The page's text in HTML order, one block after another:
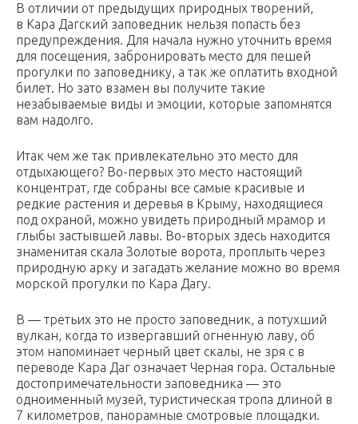
В отличии от предыдущих природных творений,
в Кара Дагский заповедник нельзя попасть без
предупреждения. Для начала нужно уточнить время
для посещения, забронировать место для пешей
прогулки по заповеднику, а так же оплатить входной
билет. Но зато взамен вы получите такие
незабываемые виды и эмоции, которые запомнятся
вам надолго.
Итак чем же так привлекательно это место для
отдыхающего? Во-первых это место настоящий
концентрат, где собраны все самые красивые и
редкие растения и деревья в Крыму, находящиеся
под охраной, можно увидеть природный мрамор и
глыбы застывшей лавы. Во-вторых здесь находится
знаменитая скала Золотые ворота, проплыть через
природную арку и загадать желание можно во время
морской прогулки по Кара Дагу.
В — третьих это не просто заповедник, а потухший
вулкан, когда то извергавший огненную лаву, об
этом напоминает черный цвет скалы, не зря с в
переводе Кара Даг означает Черная гора. Остальные
достопримечательности заповедника — это
одноименный музей, туристическая тропа длиной в
7 километров, панорамные смотровые площадки.